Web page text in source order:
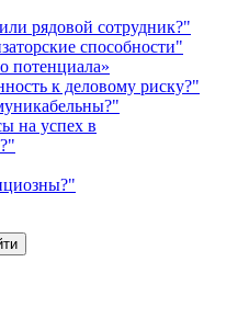
рядовой сотрудник?"
способности"
потенциала»
к деловому риску?"
на успех в